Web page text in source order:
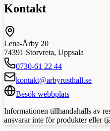
Kontakt
Lena-Årby 20
74391 Storvreta, Uppsala
0730-61 22 44
kontakt@arbyrusthall.se
Besök webbplats
Informationen tillhandahålls av
ansvarar inte för produkter eller